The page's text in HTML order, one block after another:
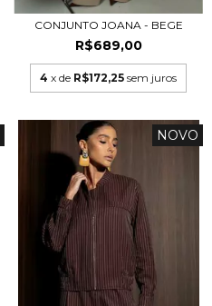
CONJUNTO JOANA - BEGE
R$689,00
4 x de R$172,25 sem juros
NOVO